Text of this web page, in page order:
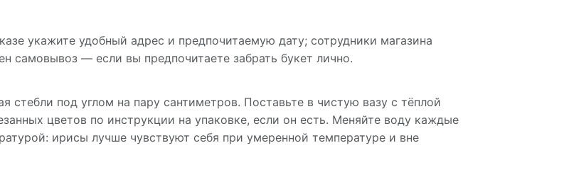
укажите удобный адрес и предпочитаемую дату; сотрудники магазина
самовывоз — если вы предпочитаете забрать букет лично.
стебли под углом на пару сантиметров. Поставьте в чистую вазу с тёплой
цветов по инструкции на упаковке, если он есть. Меняйте воду каждые
ирисы лучше чувствуют себя при умеренной температуре и вне